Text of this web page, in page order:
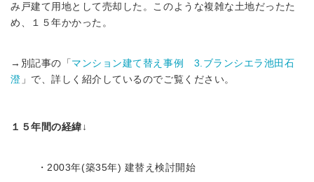
み戸建て用地として売却した。このような複雑な土地だったた
め、１５年かかった。
→別記事の「マンション建て替え事例 3.ブランシエラ池田石
澄 」で、詳しく紹介しているのでご覧ください。
１５年間の経緯↓
・2003年(築35年) 建替え検討開始